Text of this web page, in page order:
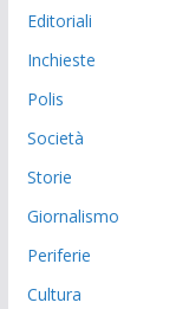
Editoriali
Inchieste
Polis
Società
Storie
Giornalismo
Periferie
Cultura